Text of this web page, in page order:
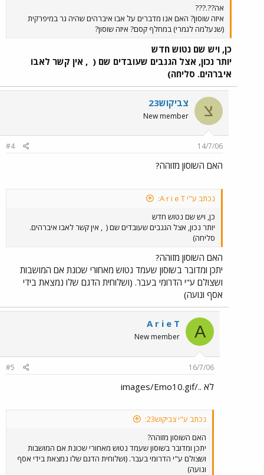
אה??.???
איזה שוסון? האם אנו מדברים על אבו איברהים שהיה גר במיפרקית
(שנעלמה לגמרי) במחלף קסם? איזה שוסון?
כן, ויש שם נטוש חדש
יותר נכון, אצל הגנבים שעובדים שם ( , אין קשר לאבו
איברהים. סליחה)
צ צביקוש23
New member
14/7/06
#4
האם השוסון מזוהה?
נכתב ע"י A r i e T:
כן, ויש שם נטוש חדש
יותר נכון, אצל הגנבים שעובדים שם (
, אין קשר לאבו איברהים.
סליחה)
האם השוסון מזוהה?
יתכן ומדובר בשוסון שעמד נטוש מאחורי שכונת אם המושבות
ושצולם ע"י הדרומי בעבר. (ושלוחית הדגם שלו נמצאת בידי
אסף ונועה)
A
A r i e T
New member
16/7/06
#5
לא ../images/Emo10.gif
נכתב ע"י צביקוש23:
האם השוסון מזוהה?
יתכן ומדובר בשוסון שעמד נטוש מאחורי שכונת אם המושבות
ושצולם ע"י הדרומי בעבר. (ושלוחית הדגם שלו נמצאת בידי אסף
ונועה)